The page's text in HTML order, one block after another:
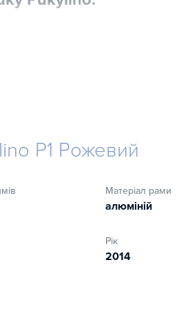
P1 Рожевий
Матеріал рами
алюміній
Рік
2014